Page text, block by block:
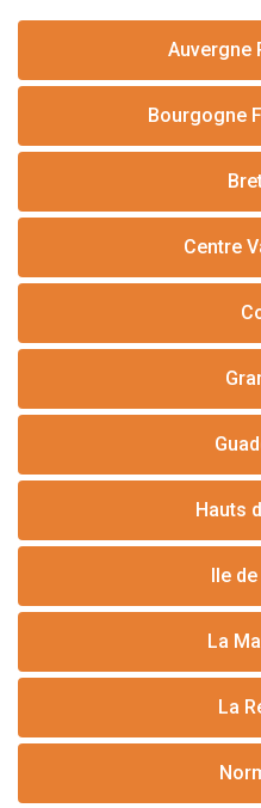
Auvergne
Bourgogne
Centre
Hauts
Ile
La
La